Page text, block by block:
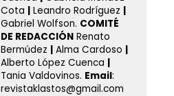
Cota |Leandro Rodríguez |
Gabriel Wolfson. COMITÉ
DE REDACCIÓNRenato
Bermúdez |Alma Cardoso |
Alberto López Cuenca |
Tania Valdovinos. Email:
revistaklastos@gmail.com